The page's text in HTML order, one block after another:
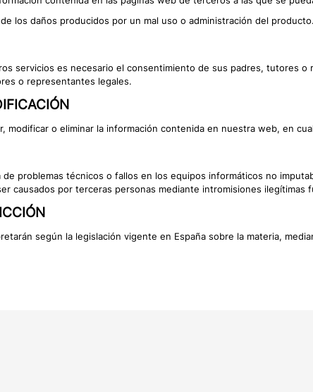
los daños producidos por un mal uso o administración del producto.
servicios es necesario el consentimiento de sus padres, tutores
o representantes legales.
modificar o eliminar la información contenida en nuestra web, en
de problemas técnicos o fallos en los equipos informáticos no
causados por terceras personas mediante intromisiones ilegítimas
según la legislación vigente en España sobre la materia,